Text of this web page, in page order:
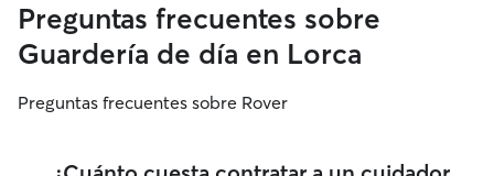
Preguntas frecuentes sobre
Guardería de día en Lorca
Preguntas frecuentes sobre Rover